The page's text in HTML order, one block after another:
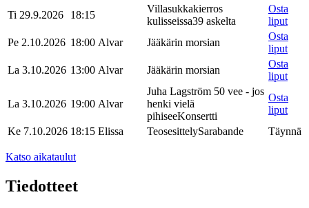
Ti 29.9.2026
18:15
Villasukkakierros
kulisseissa39 askelta
Osta
liput
Pe 2.10.2026 18:00 Alvar Jääkärin morsian
Osta
liput
La 3.10.2026 13:00 Alvar Jääkärin morsian
Osta
liput
La 3.10.2026 19:00 Alvar
Juha Lagström 50 vee - jos
henki vielä
pihiseeKonsertti
Osta
liput
Ke 7.10.2026 18:15 Elissa TeosesittelySarabande Täynnä
Katso aikataulut
Tiedotteet